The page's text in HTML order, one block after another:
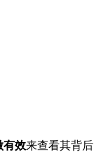
有效来查看其背后